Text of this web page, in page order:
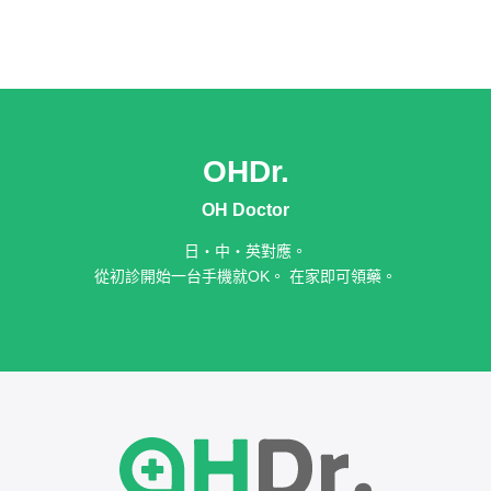
OHDr.
OH Doctor
日・中・英對應。
從初診開始一台手機就OK。 在家即可領藥。